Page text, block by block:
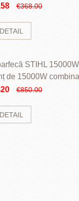
Mediatek
€368.00
DETAIL
STIHL
de 15000W
și baterie cu li
€850.00
DETAIL